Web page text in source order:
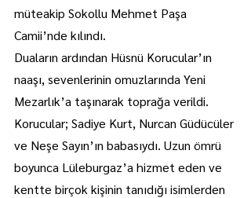
müteakip Sokollu Mehmet Paşa
Camii’nde kılındı.
Duaların ardından Hüsnü Korucular’ın
naaşı, sevenlerinin omuzlarında Yeni
Mezarlık’a taşınarak toprağa verildi.
Korucular; Sadiye Kurt, Nurcan Güdücüler
ve Neşe Sayın’ın babasıydı. Uzun ömrü
boyunca Lüleburgaz’a hizmet eden ve
kentte birçok kişinin tanıdığı isimlerden